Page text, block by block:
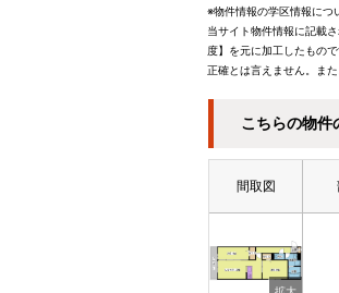
※物件情報の学区情報につ
当サイト物件情報に記載
度】を元に加工したもの
正確とは言えません。ま
こちらの物件
間取図